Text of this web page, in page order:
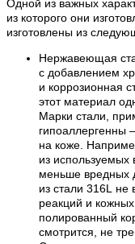
Одной из важных
из которого они
изготовлены из
Нержавеющая
с добавлением
и коррозионная
этот материал
Марки стали,
гипоаллергенны
на коже.
из используемых
меньше вредных
из стали 316L не
реакций и
полированный
смотрится, не